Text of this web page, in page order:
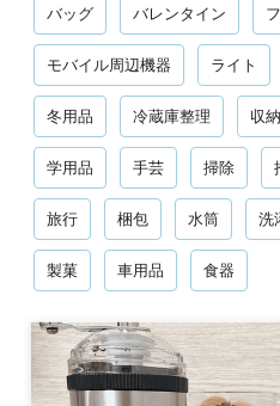
バッグ バレンタイン
モバイル周辺機器 ライト
冬用品 冷蔵庫整理 収納
学用品 手芸 掃除
旅行 梱包 水筒 洗
製菓 車用品 食器